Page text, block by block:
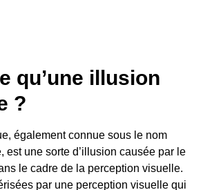
qu’une illusion
?
également connue sous le nom
est une sorte d’illusion causée par le
le cadre de la perception visuelle.
par une perception visuelle qui